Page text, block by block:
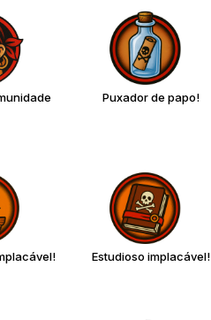
Puxador de papo!
Estudioso implacável!